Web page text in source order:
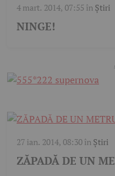
4 mart. 2014, 07:55 în Știri
NINGE!
27 ian. 2014, 08:30 în Știri
ZĂPADĂ DE UN